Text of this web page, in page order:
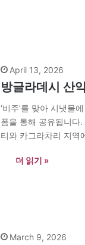
April 13, 2026
방글라데시 산
‘비주’를 맞아 시냇물
폼을 통해 공유됩니다
티와 카그라차리 지역
더 읽기 »
March 9, 2026